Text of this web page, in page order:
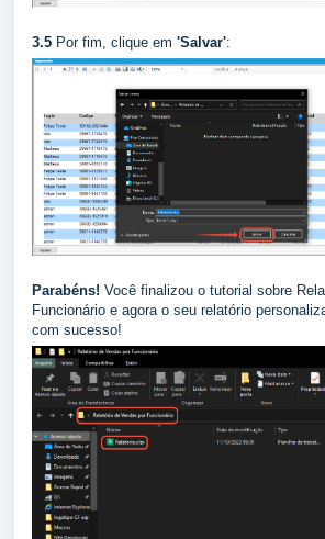
3.5 Por fim, clique em 'Salvar':
Parabéns! Você finalizou o tutorial sobre
Funcionário e agora o seu relatório
com sucesso!